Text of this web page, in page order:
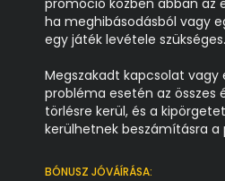
promóció közben abban az
ha meghibásodásból vagy
egy játék levétele szükséges.
Megszakadt kapcsolat vagy
probléma esetén az összes
törlésre kerül, és a
kerülhetnek beszámításra a
BÓNUSZ JÓVÁÍRÁSA: